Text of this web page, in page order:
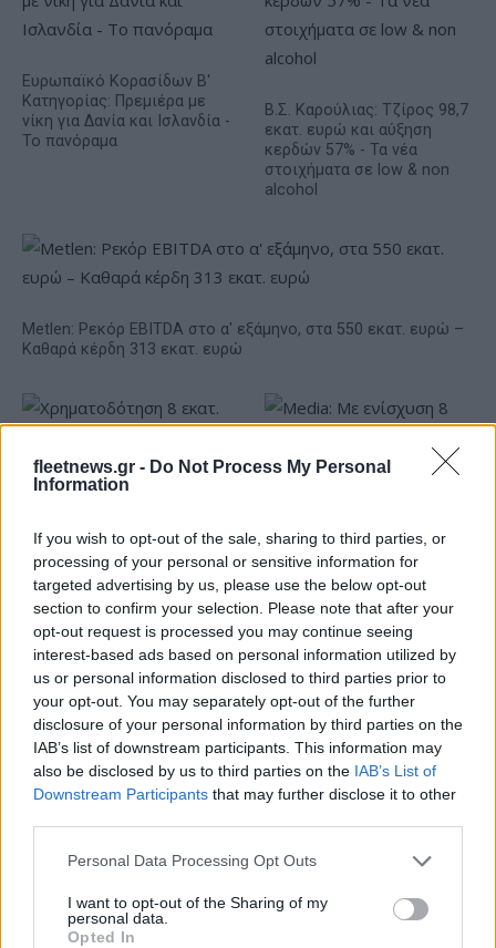
fleetnews.gr - Do Not Process My Personal
Information
If you wish to opt-out of the sale, sharing to third parties, or
processing of your personal or sensitive information for
targeted advertising by us, please use the below opt-out
section to confirm your selection. Please note that after your
opt-out request is processed you may continue seeing
interest-based ads based on personal information utilized by
us or personal information disclosed to third parties prior to
your opt-out. You may separately opt-out of the further
disclosure of your personal information by third parties on the
IAB’s list of downstream participants. This information may
also be disclosed by us to third parties on the IAB’s List of
Downstream Participants that may further disclose it to other
Please note that this website/app uses one or more Google
not limited to your visit or usage behaviour. You may click to
grant or deny consent to Google and its third-party tags to
Personal Data Processing Opt Outs
I want to opt-out of the Sharing of my
personal data.
Opted In
Ευρωπαϊκό Κορασίδων Β'
Κατηγορίας: Πρεμιέρα με
νίκη για Δανία και Ισλανδία -
Το πανόραμα
Β.Σ. Καρούλιας: Τζίρος 98,7
εκατ. ευρώ και αύξηση
κερδών 57% - Τα νέα
στοιχήματα σε low & non
alcohol
Metlen: Ρεκόρ EBITDA στο α' εξάμηνο, στα 550 εκατ. ευρώ –
Καθαρά κέρδη 313 εκατ. ευρώ
Χρηματοδότηση 8 εκατ.
ευρώ σε 843 μέσα
ενημέρωσης- Ξεκίνησε το
πενταετές πρόγραμμα
ενίσχυσης του Τύπου
Media: Με ενίσχυση 8 εκατ.
ευρώ σε 451 επιχειρήσεις
ξεκίνησε το πρόγραμμα
στήριξης- Κάλυψη
εισφορών ΕΔΟΕΑΠ
IAB Hellas: Νέα Διοικούσα Επιτροπή και νέο Διοικητικό